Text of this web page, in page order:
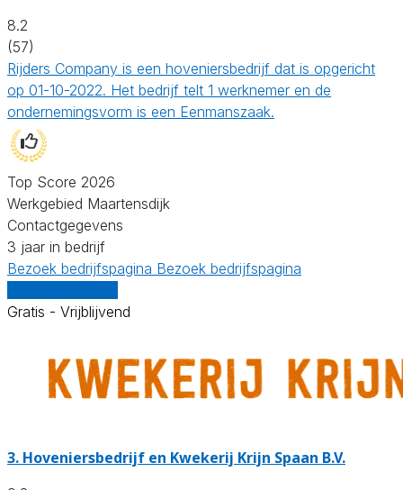
8.2
(57)
Rijders Company is een hoveniersbedrijf dat is opgericht
op 01-10-2022. Het bedrijf telt 1 werknemer en de
ondernemingsvorm is een Eenmanszaak.
Top Score 2026
Werkgebied Maartensdijk
Contactgegevens
3 jaar in bedrijf
Bezoek bedrijfspagina Bezoek bedrijfspagina
Gratis - Vrijblijvend
3. Hoveniersbedrijf en Kwekerij Krijn Spaan B.V.